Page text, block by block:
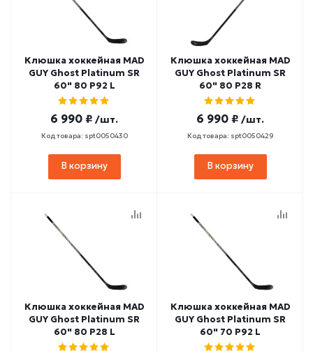
Клюшка хоккейная MAD
GUY Ghost Platinum SR
60" 80 P92 L
6 990 ₽ /шт.
Код товара: spt0050430
В корзину
Клюшка хоккейная MAD
GUY Ghost Platinum SR
60" 80 P28 R
6 990 ₽ /шт.
Код товара: spt0050429
В корзину
Клюшка хоккейная MAD
GUY Ghost Platinum SR
60" 80 P28 L
Клюшка хоккейная MAD
GUY Ghost Platinum SR
60" 70 P92 L